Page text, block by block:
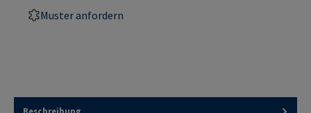
Muster anfordern